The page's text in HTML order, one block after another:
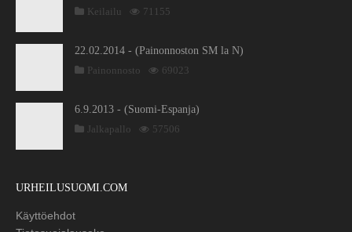
Keilailu
71155
22.02.2014 - (Painonnoston SM la N)
Painonnosto
69023
6.9.2013 - (Suomi-Espanja)
Jalkapallo
57506
URHEILUSUOMI.COM
Käyttöehdot